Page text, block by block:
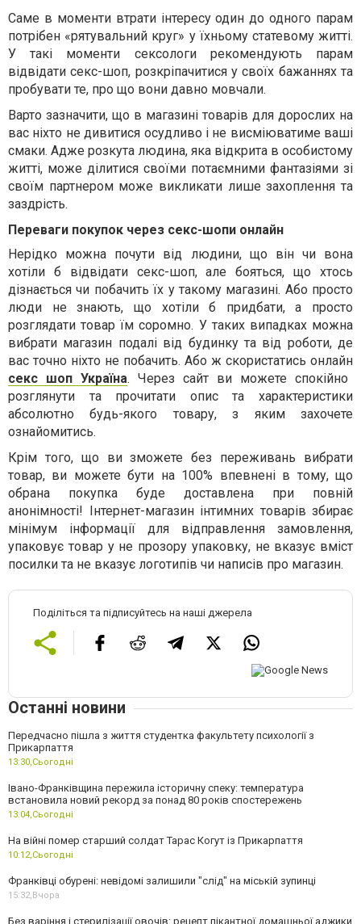
Саме в моменти втрати інтересу один до одного парам
потрібен «рятувальний круг» у їхньому статевому житті.
У такі моменти сексологи рекомендують парам
відвідати секс-шоп, розкріпачитися у своїх бажаннях та
пробувати те, про що вони давно мовчали.
Варто зазначити, що в магазині товарів для дорослих на
вас ніхто не дивитися осудливо і не висміюватиме ваші
смаки. Адже розкута людина, яка відкрита в особистому
житті, може ділитися своїми потаємними фантазіями зі
своїм партнером може викликати лише захоплення та
заздрість.
Переваги покупок через секс-шопи онлайн
Нерідко можна почути від людини, що він чи вона
хотіли б відвідати секс-шоп, але бояться, що хтось
дізнається чи побачить їх у такому магазині. Або просто
люди не знають, що хотіли б придбати, а просто
розглядати товар їм соромно. У таких випадках можна
вибрати магазин подалі від будинку та від роботи, де
вас точно ніхто не побачить. Або ж скористатись онлайн
секс шоп Україна. Через сайт ви можете спокійно
розглянути та прочитати опис та характеристики
абсолютно будь-якого товару, з яким захочете
ознайомитись.
Крім того, що ви зможете без переживань вибрати
товар, ви можете бути на 100% впевнені в тому, що
обрана покупка буде доставлена ​​при повній
анонімності! Інтернет-магазин інтимних товарів збирає
мінімум інформації для відправлення замовлення,
упаковує товар у не прозору упаковку, не вказує вміст
посилки та не вказує логотипів чи написів про магазин.
Поділіться та підписуйтесь на наші джерела
Останні новини
Передчасно пішла з життя студентка факультету психології з
Прикарпаття
13:30, Сьогодні
Івано-Франківщина пережила історичну спеку: температура
встановила новий рекорд за понад 80 років спостережень
13:04, Сьогодні
На війні помер старший солдат Тарас Когут із Прикарпаття
10:12, Сьогодні
Франківці обурені: невідомі залишили "слід" на міській зупинці
15:32, Вчора
Без варіння і стерилізації овочів: рецепт пікантної домашньої аджики